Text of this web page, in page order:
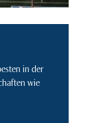
in der
wie